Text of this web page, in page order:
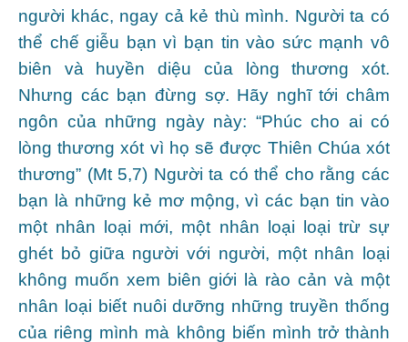
người khác, ngay cả kẻ thù mình. Người ta có
thể chế giễu bạn vì bạn tin vào sức mạnh vô
biên và huyền diệu của lòng thương xót.
Nhưng các bạn đừng sợ. Hãy nghĩ tới châm
ngôn của những ngày này: “Phúc cho ai có
lòng thương xót vì họ sẽ được Thiên Chúa xót
thương” (Mt 5,7) Người ta có thể cho rằng các
bạn là những kẻ mơ mộng, vì các bạn tin vào
một nhân loại mới, một nhân loại loại trừ sự
ghét bỏ giữa người với người, một nhân loại
không muốn xem biên giới là rào cản và một
nhân loại biết nuôi dưỡng những truyền thống
của riêng mình mà không biến mình trở thành